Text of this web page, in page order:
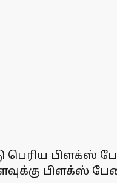
பெரிய பிளக்ஸ்
பிளக்ஸ்